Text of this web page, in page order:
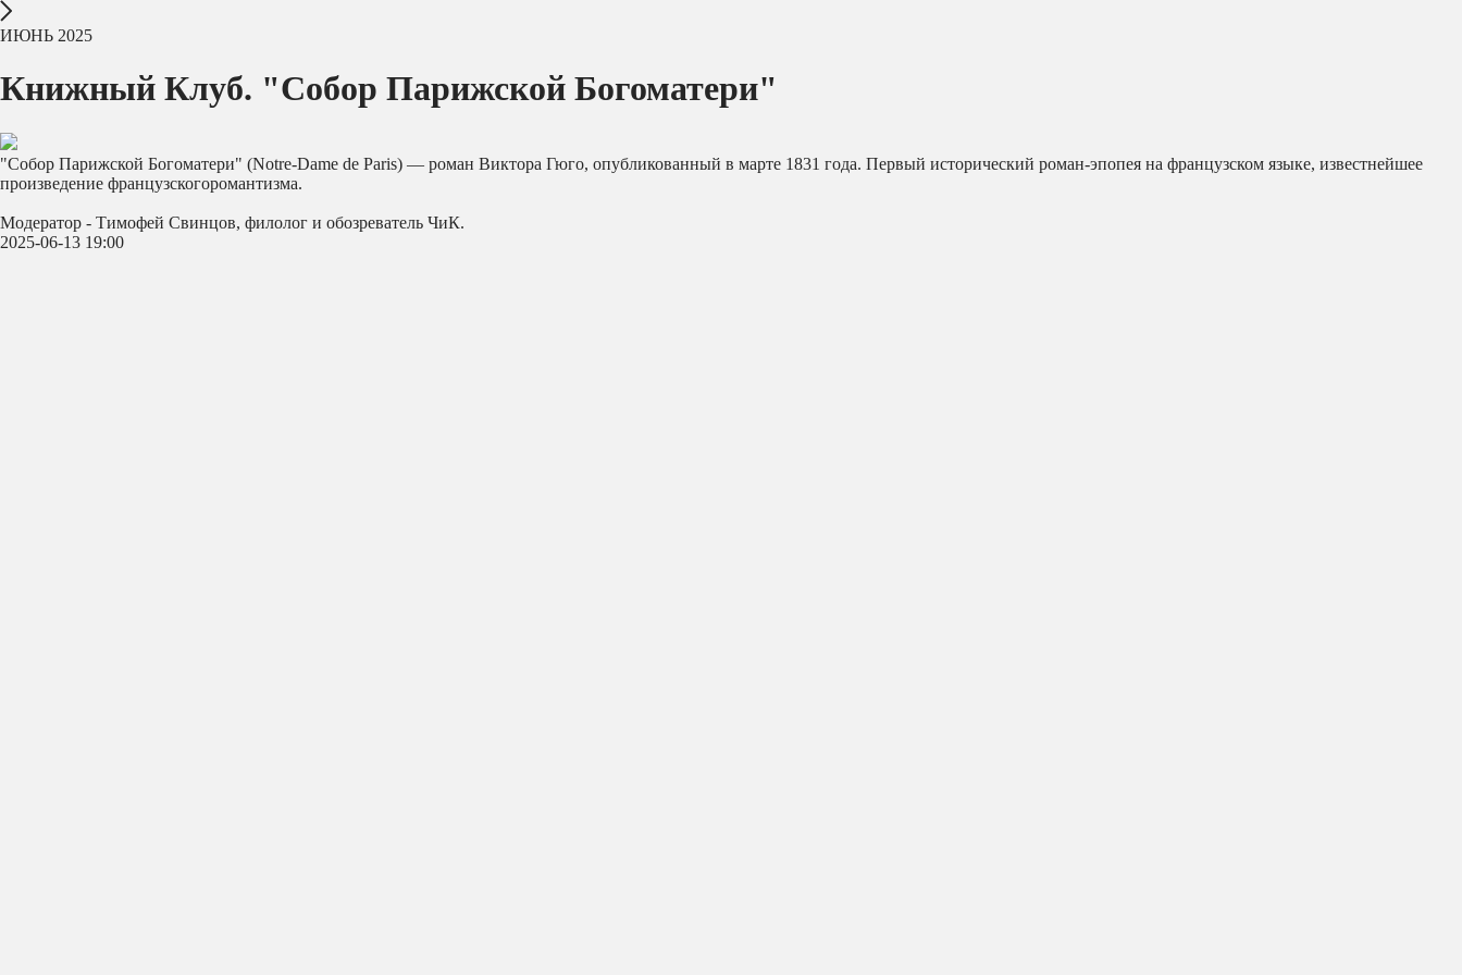
ИЮНЬ 2025
Книжный Клуб. "Собор Парижской Богоматери"
"Собор Парижской Богоматери" (Notre-Dame de Paris) — роман Виктора Гюго, опубликованный в марте 1831 года. Первый исторический роман-эпопея на французском языке, известнейшее
произведение французскогоромантизма.
Модератор - Тимофей Свинцов, филолог и обозреватель ЧиК.
2025-06-13 19:00